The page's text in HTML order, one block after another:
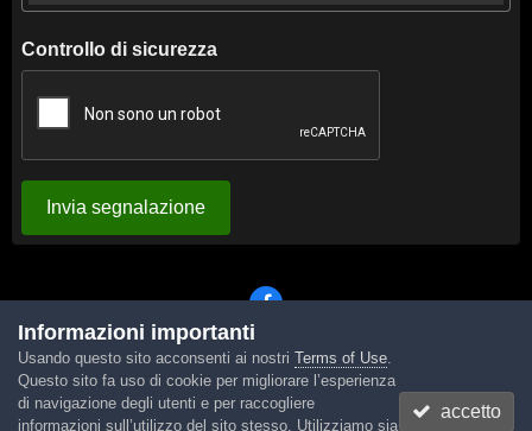
Controllo di sicurezza
Invia segnalazione
Lingua Tema Contattaci Cookies
Powered by Invision Community
Informazioni importanti
Usando questo sito acconsenti ai nostri Terms of Use.
Questo sito fa uso di cookie per migliorare l’esperienza
di navigazione degli utenti e per raccogliere
informazioni sull’utilizzo del sito stesso. Utilizziamo sia
accetto